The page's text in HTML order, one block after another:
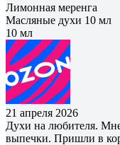
Лимонная меренга
Масляные духи 10 мл
10 мл
21 апреля 2026
Духи на любителя.
выпечки. Пришли в